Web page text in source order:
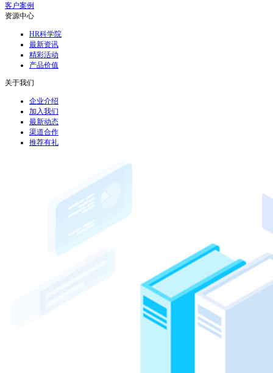
客户案例
资源中心
HR科学院
最新资讯
精彩活动
产品价值
关于我们
企业介绍
加入我们
最新动态
渠道合作
推荐有礼